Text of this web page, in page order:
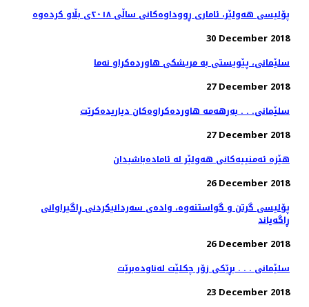
پۆلیسی هەولێر، ئاماری ڕووداوەكانی ساڵی ٢٠١٨ی بڵاو كردەوە
30 December 2018
27 December 2018
سلێمانی. . . به‌رهه‌مه‌ هاورده‌كراوه‌كان دیاریده‌كرێت
27 December 2018
هێزە ئەمنییەكانی هەولێر لە ئامادەباشیدان
26 December 2018
پۆلیسی گرتن و گواستنەوە، وادەی سەردانیكردنی ڕاگیراوانی
ڕاگەیاند
26 December 2018
سلێمانی . . . بڕێكی زۆر چكلێت له‌ناوده‌برێت
23 December 2018